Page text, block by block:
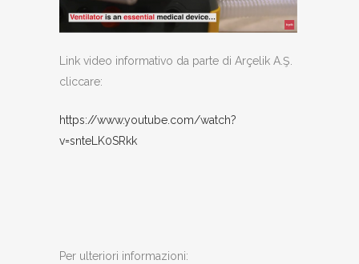
Link video informativo da parte di Arçelik A.Ş.
cliccare:
https://www.youtube.com/watch?
v=snteLK0SRkk
Per ulteriori informazioni: